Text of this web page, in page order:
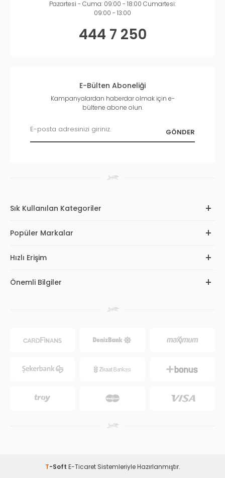
Pazartesi - Cuma: 09:00 - 18:00 Cumartesi:
09:00 - 13:00
444 7 250
E-Bülten Aboneliği
Kampanyalardan haberdar olmak için e-
bültene abone olun.
Sık Kullanılan Kategoriler
Popüler Markalar
Hızlı Erişim
Önemli Bilgiler
T-Soft E-TicaretSistemleriyle Hazırlanmıştır.